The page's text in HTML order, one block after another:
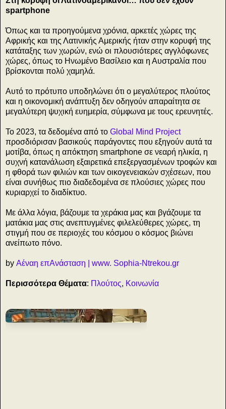
spartphone
Όπως και τα προηγούμενα χρόνια, αρκετές χώρες της
Αφρικής και της Λατινικής Αμερικής ήταν στην κορυφή της
κατάταξης των χωρών, ενώ οι πλουσιότερες αγγλόφωνες
χώρες, όπως το Ηνωμένο Βασίλειο και η Αυστραλία που
βρίσκονται πολύ χαμηλά.
Αυτό το πρότυπο υποδηλώνει ότι ο μεγαλύτερος πλούτος
και η οικονομική ανάπτυξη δεν οδηγούν απαραίτητα σε
μεγαλύτερη ψυχική ευημερία, σύμφωνα με τους ερευνητές.
Το 2023, τα δεδομένα από το Global Mind Project
προσδιόρισαν βασικούς παράγοντες που εξηγούν αυτά τα
μοτίβα, όπως η απόκτηση smartphone σε νεαρή ηλικία, η
συχνή κατανάλωση εξαιρετικά επεξεργασμένων τροφών και
η φθορά των φιλιών και των οικογενειακών σχέσεων, που
είναι συνήθως πιο διαδεδομένα σε πλούσιες χώρες που
κυριαρχεί το διαδίκτυο.
Με άλλα λόγια, βάζουμε τα χεράκια μας και βγάζουμε τα
ματάκια μας στις ανεπτυγμένες φιλελεύθερες χώρες, τη
στιγμή που σε περιοχές του κόσμου ο κόσμος βιώνει
ανείπωτο πόνο.
by Αέναη επΑνάσταση | www. Sophia-Ntrekou.gr
Περισσότερα Θέματα: Πλούτος, Κοινωνία